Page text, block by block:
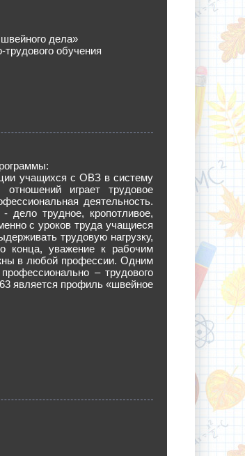
дела»
обучения
учащихся с ОВЗ в систему
играет трудовое
деятельность.
дело трудное, кропотливое,
с уроков труда учащиеся
трудовую нагрузку,
конца, уважение к рабочим
в любой профессии. Одним
– трудового
является профиль «швейное